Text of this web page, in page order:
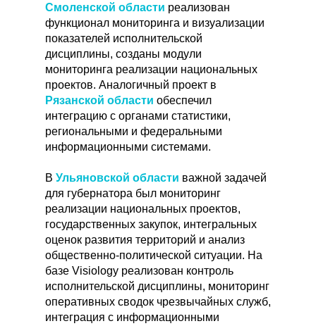
Смоленской области реализован
функционал мониторинга и визуализации
показателей исполнительской
дисциплины, созданы модули
мониторинга реализации национальных
проектов. Аналогичный проект в
Рязанской области обеспечил
интеграцию с органами статистики,
региональными и федеральными
информационными системами.
В Ульяновской области важной задачей
для губернатора был мониторинг
реализации национальных проектов,
государственных закупок, интегральных
оценок развития территорий и анализ
общественно-политической ситуации. На
базе Visiology реализован контроль
исполнительской дисциплины, мониторинг
оперативных сводок чрезвычайных служб,
интеграция с информационными